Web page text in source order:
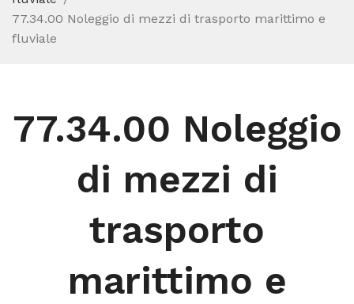
77.34.00 Noleggio di mezzi di trasporto marittimo e
fluviale
77.34.00 Noleggio
di mezzi di
trasporto
marittimo e